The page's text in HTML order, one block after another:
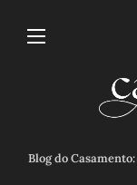
Blog do Casamento: